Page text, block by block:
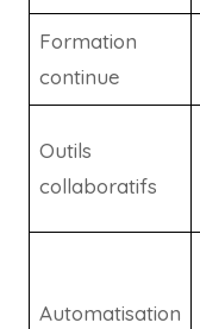
Formation
continue
Outils
collaboratifs
Automatisation